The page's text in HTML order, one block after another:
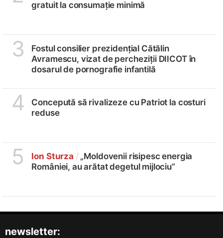
gratuit la consumație minimă
3
Fostul consilier prezidențial Cătălin
Avramescu, vizat de percheziții DIICOT în
dosarul de pornografie infantilă
4
Concepută să rivalizeze cu Patriot la costuri
reduse
5 Ion Sturza /„Moldovenii risipesc energia
României, au arătat degetul mijlociu”
newsletter: